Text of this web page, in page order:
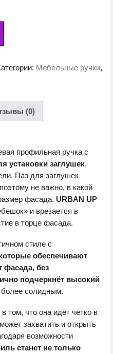
Мебельные ручки,
(0)
профильная ручка с
установки заглушек,
Паз для заглушек
не важно, в какой
фасада. URBAN UP
и врезается в
в торце фасада.
стиле с
обеспечивают
фасада, без
подчеркнёт высокий
более солидным.
том, что она идёт чётко в
захватить и открыть
возможности
станет не только